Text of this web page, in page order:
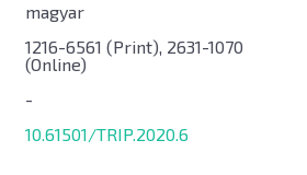
magyar
1216-6561 (Print), 2631-1070
(Online)
-
10.61501/TRIP.2020.6